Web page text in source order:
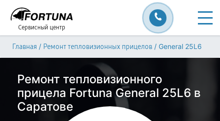
Сервисный центр
Главная / Ремонт тепловизионных прицелов / General 25L6
Ремонт тепловизионного
прицела Fortuna General 25L6 в
Саратове